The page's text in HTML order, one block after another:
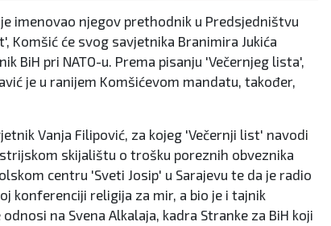
imenovao njegov prethodnik u Predsjedništvu
Komšić će svog savjetnika Branimira Jukića
BiH pri NATO-u. Prema pisanju 'Večernjeg lista',
je u ranijem Komšićevom mandatu, također,
Vanja Filipović, za kojeg 'Večernji list' navodi
skijalištu o trošku poreznih obveznika
centru 'Sveti Josip' u Sarajevu te da je radio
konferenciji religija za mir, a bio je i tajnik
na Svena Alkalaja, kadra Stranke za BiH koji